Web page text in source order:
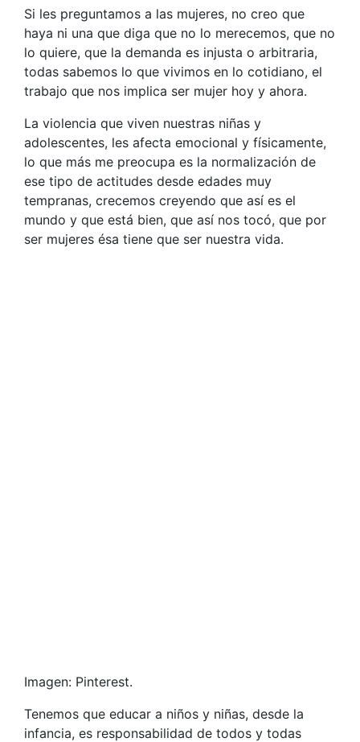
Si les preguntamos a las mujeres, no creo que
haya ni una que diga que no lo merecemos, que no
lo quiere, que la demanda es injusta o arbitraria,
todas sabemos lo que vivimos en lo cotidiano, el
trabajo que nos implica ser mujer hoy y ahora.
La violencia que viven nuestras niñas y
adolescentes, les afecta emocional y físicamente,
lo que más me preocupa es la normalización de
ese tipo de actitudes desde edades muy
tempranas, crecemos creyendo que así es el
mundo y que está bien, que así nos tocó, que por
ser mujeres ésa tiene que ser nuestra vida.
Imagen: Pinterest.
Tenemos que educar a niños y niñas, desde la
infancia, es responsabilidad de todos y todas